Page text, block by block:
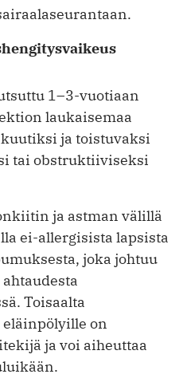
1–3-vuotiaan
laukaisemaa
ja toistuvaksi
tai obstruktiiviseksi
ja astman välillä
ei-allergisista lapsista
joka johtuu
Toisaalta
on
ja voi aiheuttaa